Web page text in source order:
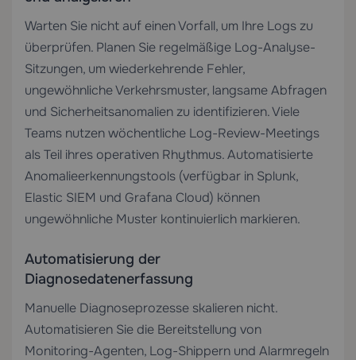
Warten Sie nicht auf einen Vorfall, um Ihre Logs zu
überprüfen. Planen Sie regelmäßige Log-Analyse-
Sitzungen, um wiederkehrende Fehler,
ungewöhnliche Verkehrsmuster, langsame Abfragen
und Sicherheitsanomalien zu identifizieren. Viele
Teams nutzen wöchentliche Log-Review-Meetings
als Teil ihres operativen Rhythmus. Automatisierte
Anomalieerkennungstools (verfügbar in Splunk,
Elastic SIEM und Grafana Cloud) können
ungewöhnliche Muster kontinuierlich markieren.
Automatisierung der
Diagnosedatenerfassung
Manuelle Diagnoseprozesse skalieren nicht.
Automatisieren Sie die Bereitstellung von
Monitoring-Agenten, Log-Shippern und Alarmregeln